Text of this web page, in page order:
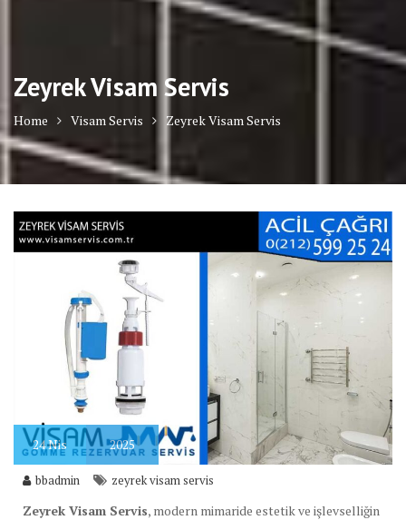
Zeyrek Visam Servis
Home Visam Servis Zeyrek Visam Servis
24Nis 2025
bbadmin zeyrek visam servis
Zeyrek Visam Servis, modern mimaride estetik ve işlevselliğin